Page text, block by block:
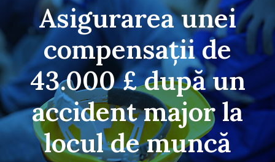
Asigurarea unei
compensații de
43.000 £ după un
accident major la
locul de muncă